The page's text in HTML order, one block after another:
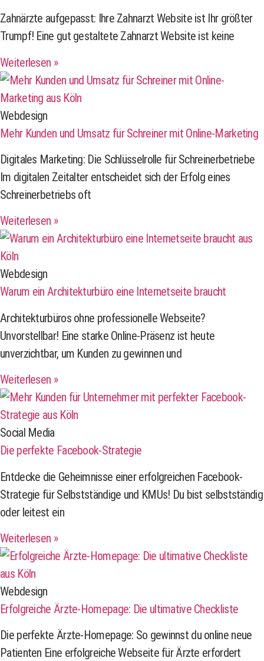
Zahnärzte aufgepasst: Ihre Zahnarzt Website ist Ihr größter
Trumpf! Eine gut gestaltete Zahnarzt Website ist keine
Weiterlesen »
Webdesign
Mehr Kunden und Umsatz für Schreiner mit Online-Marketing
Digitales Marketing: Die Schlüsselrolle für Schreinerbetriebe
Im digitalen Zeitalter entscheidet sich der Erfolg eines
Schreinerbetriebs oft
Weiterlesen »
Webdesign
Warum ein Architekturbüro eine Internetseite braucht
Architekturbüros ohne professionelle Webseite?
Unvorstellbar! Eine starke Online-Präsenz ist heute
unverzichtbar, um Kunden zu gewinnen und
Weiterlesen »
Social Media
Die perfekte Facebook-Strategie
Entdecke die Geheimnisse einer erfolgreichen Facebook-
Strategie für Selbstständige und KMUs! Du bist selbstständig
oder leitest ein
Weiterlesen »
Webdesign
Erfolgreiche Ärzte-Homepage: Die ultimative Checkliste
Die perfekte Ärzte-Homepage: So gewinnst du online neue
Patienten Eine erfolgreiche Webseite für Ärzte erfordert